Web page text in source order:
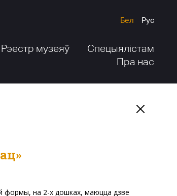
Бел Рус
Рэестр музеяў
Спецыялістам
Пра нас